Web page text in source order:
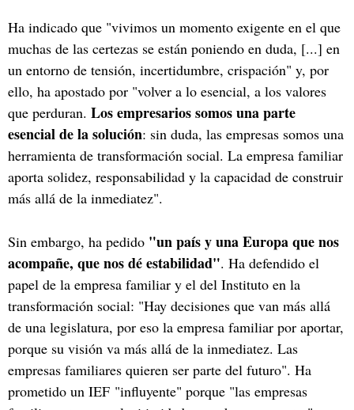
Ha indicado que "vivimos un momento exigente en el que
muchas de las certezas se están poniendo en duda, [...] en
un entorno de tensión, incertidumbre, crispación" y, por
ello, ha apostado por "volver a lo esencial, a los valores
que perduran. Los empresarios somos una parte
esencial de la solución: sin duda, las empresas somos una
herramienta de transformación social. La empresa familiar
aporta solidez, responsabilidad y la capacidad de construir
más allá de la inmediatez".
Sin embargo, ha pedido "un país y una Europa que nos
acompañe, que nos dé estabilidad". Ha defendido el
papel de la empresa familiar y el del Instituto en la
transformación social: "Hay decisiones que van más allá
de una legislatura, por eso la empresa familiar por aportar,
porque su visión va más allá de la inmediatez. Las
empresas familiares quieren ser parte del futuro". Ha
prometido un IEF "influyente" porque "las empresas